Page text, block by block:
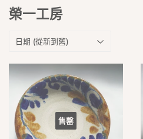
榮一工房
售罄